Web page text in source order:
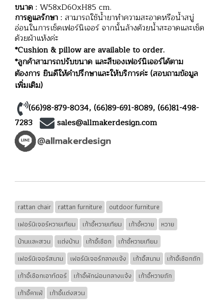
ขนาด : W58xD60xH85 cm.
การดูแลรักษา : สามารถใช้น้ำยาทำความสะอาดหรือน้ำสบู่
อ่อนในการเช็ดเฟอร์นิเจอร์ จากนั้นล้างด้วยน้ำสะอาดและเช็ด
ด้วยผ้าแห้งค่ะ
*Cushion & pillow are available to order.
*ลูกค้าสามารถปรับขนาด และสีของเฟอร์นิเจอร์ได้ตาม
ต้องการ ยินดีให้คำปรึกษาและให้บริการค่ะ (สอบถามข้อมูล
เพิ่มเติม)
(66)98-879-8034, (66)89-691-8089, (66)81-498-
7283
sales@allmakerdesign.com
rattan chair rattan furniture
outdoor furniture
เฟอร์นิเจอร์หวายเทียม
เก้าอี้หวายเทียม เก้าอี้หวาย
หวาย
บ้านและสวน
แต่งบ้าน เก้าอี้เชือก
เก้าอี้หวายเทียม
เฟอร์นิเจอร์สนาม
เฟอร์นิเจอร์กลางแจ้ง เก้าอี้สนาม
เก้าอี้เชือกถัก
เก้าอี้เชือกเอาท์ดอร์
เก้าอี้พักผ่อนกลางแจ้ง
เก้าอี้หวายถัก
เก้าอี้คาเฟ่
เก้าอี้แต่งสวน